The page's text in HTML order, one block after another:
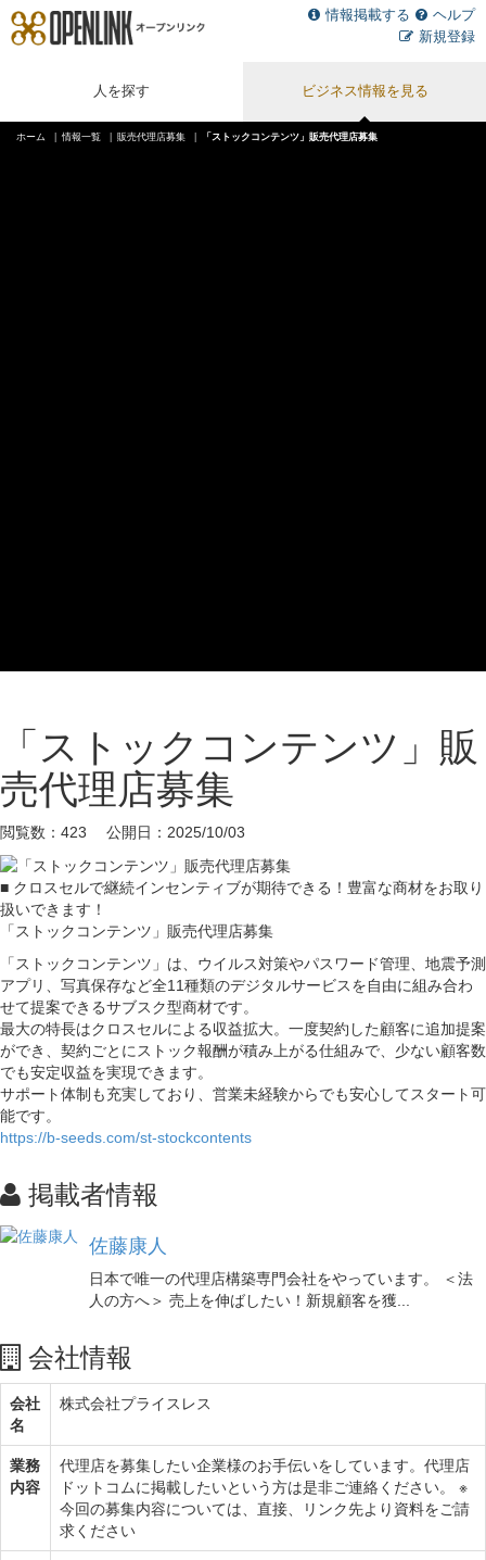
人を探す ビジネス情報を見る
情報掲載する
ヘルプ
新規登録
ホーム 情報一覧 販売代理店募集 「ストックコンテンツ」販売代理店募集
「ストックコンテンツ」販
売代理店募集
閲覧数：423 公開日：2025/10/03
■ クロスセルで継続インセンティブが期待できる！豊富な商材をお取り
扱いできます！
「ストックコンテンツ」販売代理店募集
「ストックコンテンツ」は、ウイルス対策やパスワード管理、地震予測
アプリ、写真保存など全11種類のデジタルサービスを自由に組み合わ
せて提案できるサブスク型商材です。
最大の特長はクロスセルによる収益拡大。一度契約した顧客に追加提案
ができ、契約ごとにストック報酬が積み上がる仕組みで、少ない顧客数
でも安定収益を実現できます。
サポート体制も充実しており、営業未経験からでも安心してスタート可
能です。
https://b-seeds.com/st-stockcontents
掲載者情報
佐藤康人
日本で唯一の代理店構築専門会社をやっています。 ＜法
人の方へ＞ 売上を伸ばしたい！新規顧客を獲...
会社情報
会社
名
株式会社プライスレス
業務
内容
代理店を募集したい企業様のお手伝いをしています。代理店
ドットコムに掲載したいという方は是非ご連絡ください。 ※
今回の募集内容については、直接、リンク先より資料をご請
求ください